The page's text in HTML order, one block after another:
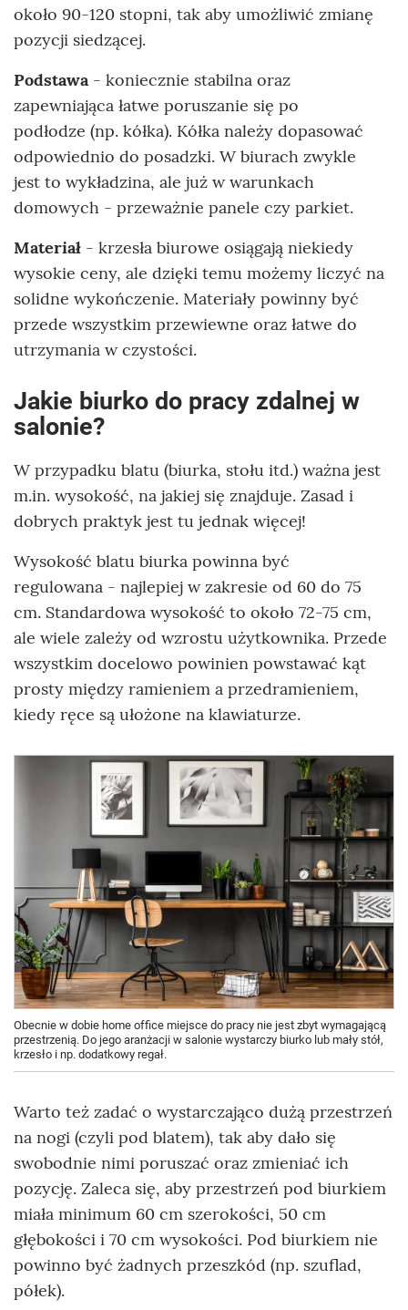
około 90-120 stopni, tak aby umożliwić zmianę
pozycji siedzącej.
Podstawa- koniecznie stabilna oraz
zapewniająca łatwe poruszanie się po
podłodze (np. kółka). Kółka należy dopasować
odpowiednio do posadzki. W biurach zwykle
jest to wykładzina, ale już w warunkach
domowych - przeważnie panele czy parkiet.
Materiał - krzesła biurowe osiągają niekiedy
wysokie ceny, ale dzięki temu możemy liczyć na
solidne wykończenie. Materiały powinny być
przede wszystkim przewiewne oraz łatwe do
utrzymania w czystości.
Jakie biurko do pracy zdalnej w
salonie?
W przypadku blatu (biurka, stołu itd.) ważna jest
m.in. wysokość, na jakiej się znajduje. Zasad i
dobrych praktyk jest tu jednak więcej!
Wysokość blatu biurka powinna być
regulowana - najlepiej w zakresie od 60 do 75
cm. Standardowa wysokość to około 72-75 cm,
ale wiele zależy od wzrostu użytkownika. Przede
wszystkim docelowo powinien powstawać kąt
prosty między ramieniem a przedramieniem,
kiedy ręce są ułożone na klawiaturze.
Obecnie w dobie home office miejsce do pracy nie jest zbyt wymagającą
przestrzenią. Do jego aranżacji w salonie wystarczy biurko lub mały stół,
krzesło i np. dodatkowy regał.
Warto też zadać o wystarczająco dużą przestrzeń
na nogi (czyli pod blatem), tak aby dało się
swobodnie nimi poruszać oraz zmieniać ich
pozycję. Zaleca się, aby przestrzeń pod biurkiem
miała minimum 60 cm szerokości, 50 cm
głębokości i 70 cm wysokości. Pod biurkiem nie
powinno być żadnych przeszkód (np. szuflad,
półek).